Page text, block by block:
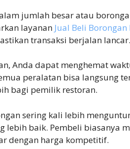
jumlah besar atau
layanan Jual Beli
transaksi berjalan lancar.
Anda dapat menghemat
peralatan bisa langsung
bagi pemilik restoran.
sering kali lebih
lebih baik. Pembeli biasanya
dengan harga kompetitif.